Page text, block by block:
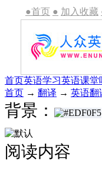
●首页 ● 加入收藏
首页英语学习英语课堂
首页 → 翻译 → 英语翻
背景：
阅读内容